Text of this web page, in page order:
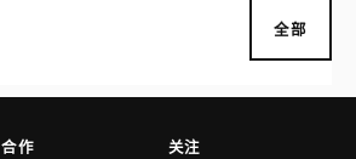
全部
合作 关注